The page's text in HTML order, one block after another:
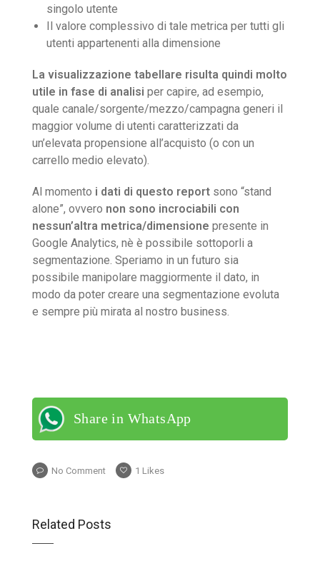
singolo utente
Il valore complessivo di tale metrica per tutti gli
utenti appartenenti alla dimensione
La visualizzazione tabellare risulta quindi molto
utile in fase di analisi per capire, ad esempio,
quale canale/sorgente/mezzo/campagna generi il
maggior volume di utenti caratterizzati da
un’elevata propensione all’acquisto (o con un
carrello medio elevato).
Al momento i dati di questo report sono “stand
alone”, ovvero non sono incrociabili con
nessun’altra metrica/dimensione presente in
Google Analytics, nè è possibile sottoporli a
segmentazione. Speriamo in un futuro sia
possibile manipolare maggiormente il dato, in
modo da poter creare una segmentazione evoluta
e sempre più mirata al nostro business.
Share in WhatsApp
No Comment 1 Likes
Related Posts